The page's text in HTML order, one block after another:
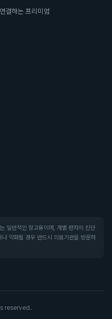
결하는 프리미엄
일반적인 참고용이며, 개별 환자의 진단·
악화될 경우 반드시 의료기관을 방문하
reserved.